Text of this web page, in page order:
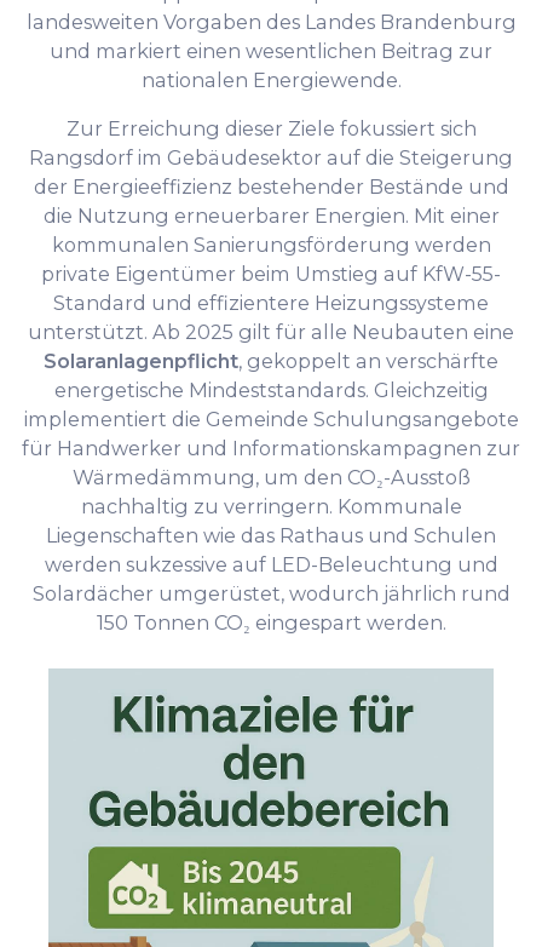
landesweiten Vorgaben des Landes Brandenburg
und markiert einen wesentlichen Beitrag zur
nationalen Energiewende.
Zur Erreichung dieser Ziele fokussiert sich
Rangsdorf im Gebäudesektor auf die Steigerung
der Energieeffizienz bestehender Bestände und
die Nutzung erneuerbarer Energien. Mit einer
kommunalen Sanierungsförderung werden
private Eigentümer beim Umstieg auf KfW-55-
Standard und effizientere Heizungssysteme
unterstützt. Ab 2025 gilt für alle Neubauten eine
Solaranlagenpflicht, gekoppelt an verschärfte
energetische Mindeststandards. Gleichzeitig
implementiert die Gemeinde Schulungsangebote
für Handwerker und Informationskampagnen zur
Wärmedämmung, um den CO₂-Ausstoß
nachhaltig zu verringern. Kommunale
Liegenschaften wie das Rathaus und Schulen
werden sukzessive auf LED-Beleuchtung und
Solardächer umgerüstet, wodurch jährlich rund
150 Tonnen CO₂ eingespart werden.